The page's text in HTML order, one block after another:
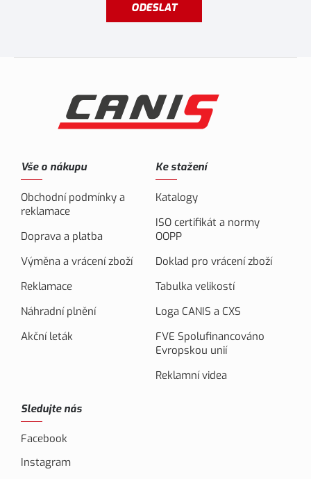
ODESLAT
Vše o nákupu
Obchodní podmínky a
reklamace
Doprava a platba
Výměna a vrácení zboží
Reklamace
Náhradní plnění
Akční leták
Ke stažení
Katalogy
ISO certifikát a normy
OOPP
Doklad pro vrácení zboží
Tabulka velikostí
Loga CANIS a CXS
FVE Spolufinancováno
Evropskou unií
Reklamní videa
Sledujte nás
Facebook
Instagram